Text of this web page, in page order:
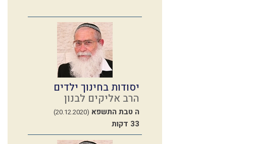
יסודות בחינוך ילדים
הרב אליקים לבנון
ה טבת התשפא (20.12.2020)
33 דקות